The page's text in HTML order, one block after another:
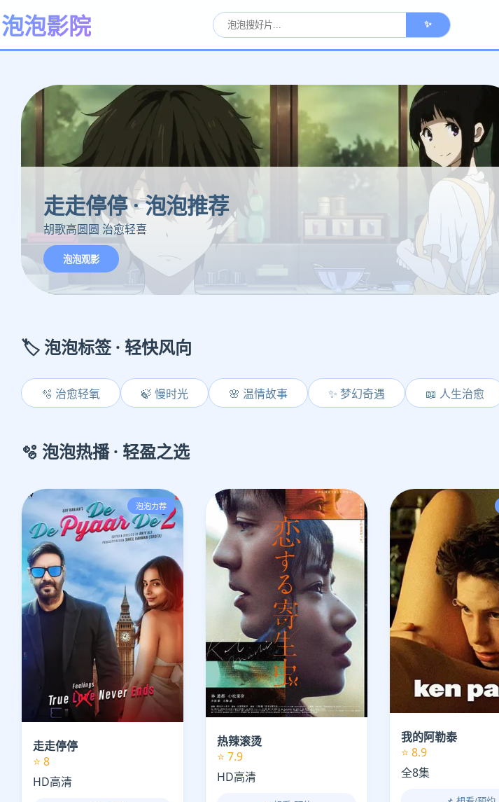
泡泡影院 ✨
走走停停 · 泡泡推荐
胡歌高圆圆 治愈轻喜
泡泡观影
🏷️ 泡泡标签 · 轻快风向
🫧 治愈轻氧 🍃 慢时光 🌸 温情故事 ✨ 梦幻奇遇 📖 人生治愈
🫧 泡泡热播 · 轻盈之选
泡泡力荐
走走停停
⭐ 8
HD高清
热辣滚烫
⭐ 7.9
HD高清
我的阿勒泰
⭐ 8.9
全8集